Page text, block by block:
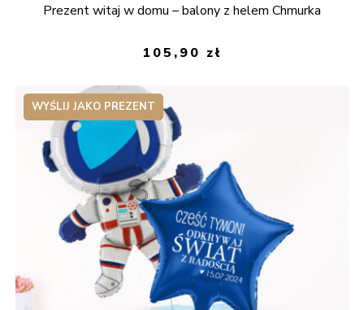
5.00 na 5
Prezent witaj w domu – balony z helem Chmurka
105,90 zł
WYŚLIJ JAKO PREZENT